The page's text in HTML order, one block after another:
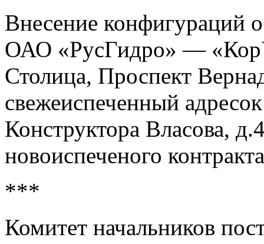
Внесение конфигураций
ОАО «РусГидро» —
Столица, Проспект
свежеиспеченный
Конструктора Власова,
новоиспеченого
***
Комитет начальников